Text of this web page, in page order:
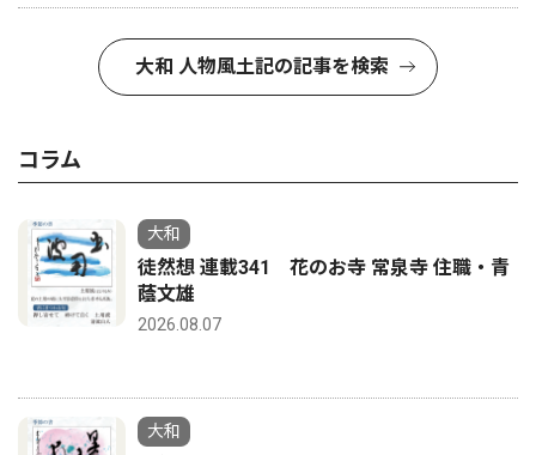
大和 人物風土記の記事を検索
コラム
大和
徒然想 連載341 花のお寺 常泉寺 住職・青
蔭文雄
2026.08.07
大和